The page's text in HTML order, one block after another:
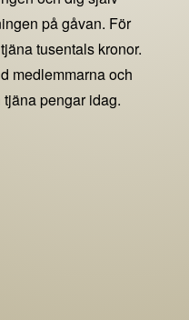
på gåvan. För
tusentals kronor.
medlemmarna och
pengar idag.